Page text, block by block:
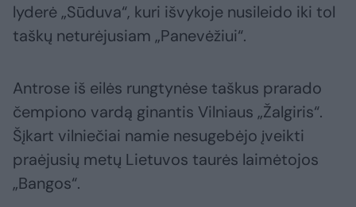
lyderė „Sūduva“, kuri išvykoje nusileido iki tol
taškų neturėjusiam „Panevėžiui“.
Antrose iš eilės rungtynėse taškus prarado
čempiono vardą ginantis Vilniaus „Žalgiris“.
Šįkart vilniečiai namie nesugebėjo įveikti
praėjusių metų Lietuvos taurės laimėtojos
„Bangos“.